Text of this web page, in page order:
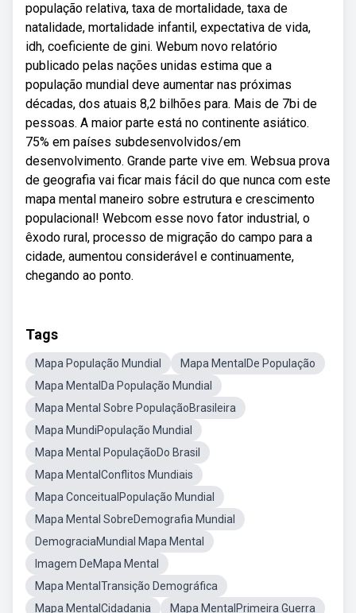
população relativa, taxa de mortalidade, taxa de
natalidade, mortalidade infantil, expectativa de vida,
idh, coeficiente de gini. Webum novo relatório
publicado pelas nações unidas estima que a
população mundial deve aumentar nas próximas
décadas, dos atuais 8,2 bilhões para. Mais de 7bi de
pessoas. A maior parte está no continente asiático.
75% em países subdesenvolvidos/em
desenvolvimento. Grande parte vive em. Websua prova
de geografia vai ficar mais fácil do que nunca com este
mapa mental maneiro sobre estrutura e crescimento
populacional! Webcom esse novo fator industrial, o
êxodo rural, processo de migração do campo para a
cidade, aumentou considerável e continuamente,
chegando ao ponto.
Tags
Mapa População Mundial
Mapa MentalDe População
Mapa MentalDa População Mundial
Mapa Mental Sobre PopulaçãoBrasileira
Mapa MundiPopulação Mundial
Mapa Mental PopulaçãoDo Brasil
Mapa MentalConflitos Mundiais
Mapa ConceitualPopulação Mundial
Mapa Mental SobreDemografia Mundial
DemograciaMundial Mapa Mental
Imagem DeMapa Mental
Mapa MentalTransição Demográfica
Mapa MentalCidadania
Mapa MentalPrimeira Guerra